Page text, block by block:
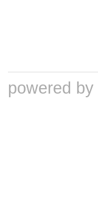
powered by